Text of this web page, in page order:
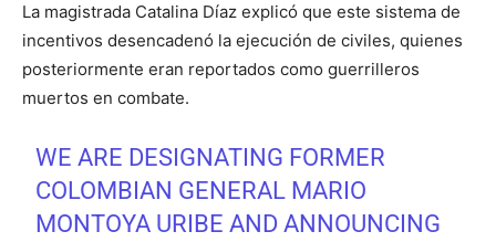
La magistrada Catalina Díaz explicó que este sistema de
incentivos desencadenó la ejecución de civiles, quienes
posteriormente eran reportados como guerrilleros
muertos en combate.
WE ARE DESIGNATING FORMER
COLOMBIAN GENERAL MARIO
MONTOYA URIBE AND ANNOUNCING